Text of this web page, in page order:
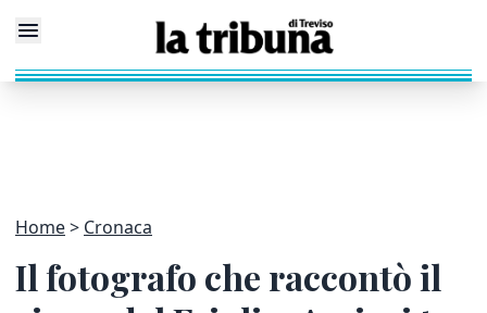
Home Cronaca
Il fotografo che raccontò il